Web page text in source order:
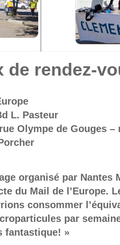
de rendez-
L. Pasteur
Olympe de Gouges –
organisé par Nantes
du Mail de l’Europe.
consommer
par
fantastique! »